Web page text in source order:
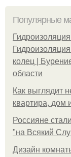
Популярные
колец |
области
Как выглядит
квартира, дом
Россияне
"на Всякий
Дизайн